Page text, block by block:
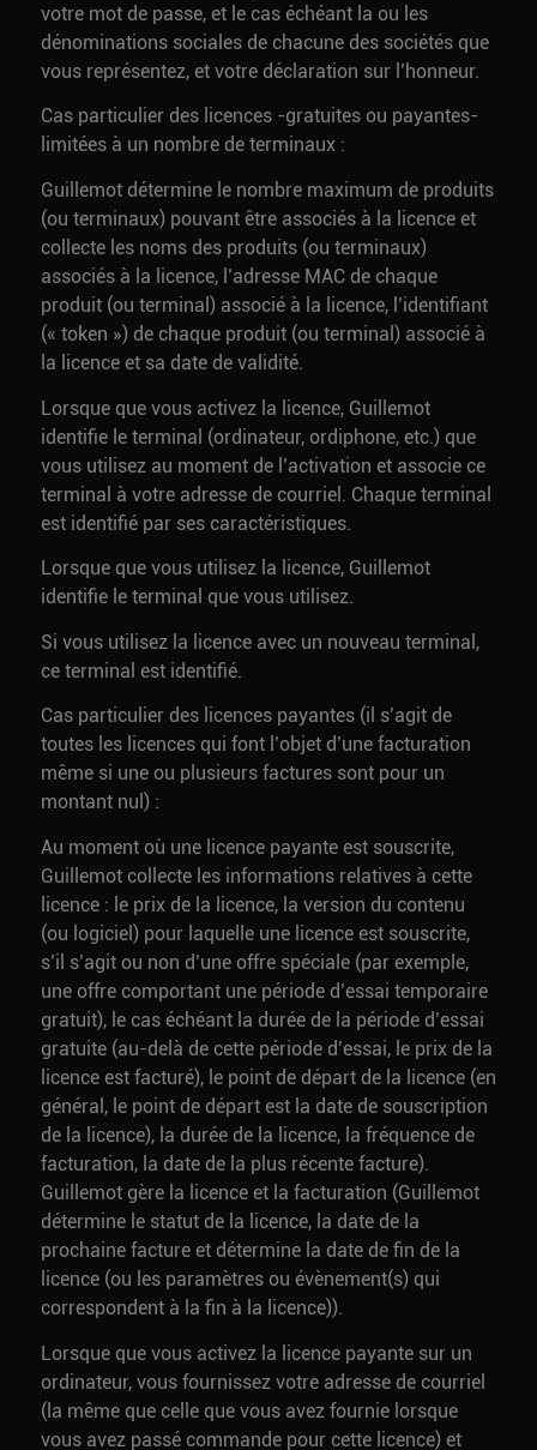
votre mot de passe, et le cas échéant la ou les
dénominations sociales de chacune des sociétés que
vous représentez, et votre déclaration sur l’honneur.
Cas particulier des licences -gratuites ou payantes-
limitées à un nombre de terminaux :
Guillemot détermine le nombre maximum de produits
(ou terminaux) pouvant être associés à la licence et
collecte les noms des produits (ou terminaux)
associés à la licence, l’adresse MAC de chaque
produit (ou terminal) associé à la licence, l’identifiant
(« token ») de chaque produit (ou terminal) associé à
la licence et sa date de validité.
Lorsque que vous activez la licence, Guillemot
identifie le terminal (ordinateur, ordiphone, etc.) que
vous utilisez au moment de l’activation et associe ce
terminal à votre adresse de courriel. Chaque terminal
est identifié par ses caractéristiques.
Lorsque que vous utilisez la licence, Guillemot
identifie le terminal que vous utilisez.
Si vous utilisez la licence avec un nouveau terminal,
ce terminal est identifié.
Cas particulier des licences payantes (il s’agit de
toutes les licences qui font l’objet d’une facturation
même si une ou plusieurs factures sont pour un
montant nul) :
Au moment où une licence payante est souscrite,
Guillemot collecte les informations relatives à cette
licence : le prix de la licence, la version du contenu
(ou logiciel) pour laquelle une licence est souscrite,
s’il s’agit ou non d’une offre spéciale (par exemple,
une offre comportant une période d’essai temporaire
gratuit), le cas échéant la durée de la période d’essai
gratuite (au-delà de cette période d’essai, le prix de la
licence est facturé), le point de départ de la licence (en
général, le point de départ est la date de souscription
de la licence), la durée de la licence, la fréquence de
facturation, la date de la plus récente facture).
Guillemot gère la licence et la facturation (Guillemot
détermine le statut de la licence, la date de la
prochaine facture et détermine la date de fin de la
licence (ou les paramètres ou évènement(s) qui
correspondent à la fin à la licence)).
Lorsque que vous activez la licence payante sur un
ordinateur, vous fournissez votre adresse de courriel
(la même que celle que vous avez fournie lorsque
vous avez passé commande pour cette licence) et